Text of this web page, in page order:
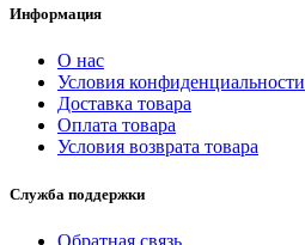
Информация
О нас
Условия конфиденциальности
Доставка товара
Оплата товара
Условия возврата товара
Служба поддержки
Обратная связь